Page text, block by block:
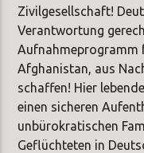
Zivilgesellschaft!
Verantwortung
Aufnahmeprogramm
Afghanistan, aus
schaffen! Hier
einen sicheren
unbürokratischen
Geflüchteten in